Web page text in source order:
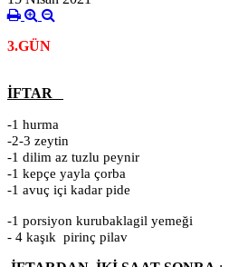
3.GÜN
İFTAR
-1 hurma
-2-3 zeytin
-1 dilim az tuzlu peynir
-1 kepçe yayla çorba
-1 avuç içi kadar pide
-1 porsiyon kurubaklagil yemeği
- 4 kaşık pirinç pilav